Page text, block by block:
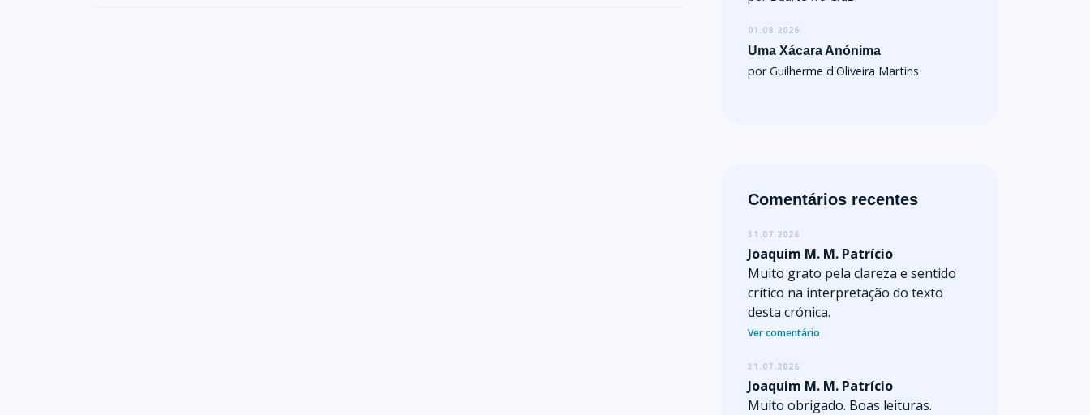
01.08.2026
Uma Xácara Anónima
por Guilherme d'Oliveira Martins
Comentários recentes
31.07.2026
Joaquim M. M. Patrício
Muito grato pela clareza e sentido
crítico na interpretação do texto
desta crónica.
Ver comentário
31.07.2026
Joaquim M. M. Patrício
Muito obrigado. Boas leituras.